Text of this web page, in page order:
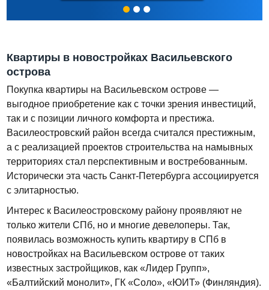
Квартиры в новостройках Васильевского
острова
Покупка квартиры на Васильевском острове —
выгодное приобретение как с точки зрения инвестиций,
так и с позиции личного комфорта и престижа.
Василеостровский район всегда считался престижным,
а с реализацией проектов строительства на намывных
территориях стал перспективным и востребованным.
Исторически эта часть Санкт-Петербурга ассоциируется
с элитарностью.
Интерес к Василеостровскому району проявляют не
только жители СПб, но и многие девелоперы. Так,
появилась возможность купить квартиру в СПб в
новостройках на Васильевском острове от таких
известных застройщиков, как «Лидер Групп»,
«Балтийский монолит», ГК «Соло», «ЮИТ» (Финляндия).